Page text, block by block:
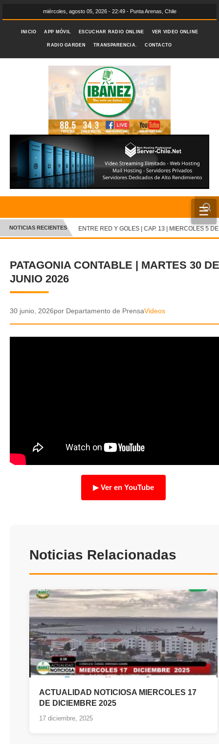
miércoles, agosto 05, 2026 - 22:49 - Punta Arenas, Chile
INICIO APP MÓVIL ESCUCHAR RADIO ONLINE VER VIDEO ONLINE
RADIO GARDEN TRANSPARENCIA. CONTACTO
☰
INICIO
CRÓNICA
DEPORTES
POLICIAL
TRANSPARENCIA
✕
NOTICIAS RECIENTES ENTRE RED Y GOLES | CAP. 13 | MIERCOLES 5 DE
PATAGONIA CONTABLE | MARTES 30 DE
JUNIO 2026
30 junio, 2026por Departamento de PrensaVideos
▶ Ver en YouTube
Noticias Relacionadas
ACTUALIDAD NOTICIOSA MIERCOLES 17
DE DICIEMBRE 2025
17 diciembre, 2025